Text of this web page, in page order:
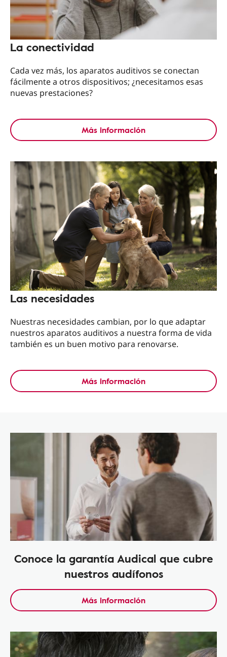
La conectividad
Cada vez más, los aparatos auditivos se conectan
fácilmente a otros dispositivos; ¿necesitamos esas
nuevas prestaciones?
Más información
Las necesidades
Nuestras necesidades cambian, por lo que adaptar
nuestros aparatos auditivos a nuestra forma de vida
también es un buen motivo para renovarse.
Más información
Conoce la garantía Audical que cubre
nuestros audífonos
Más información